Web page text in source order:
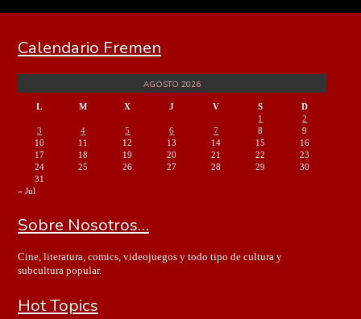
Calendario Fremen
AGOSTO 2026
L M X J V S
D
1
2
3
4 5 6 7 8
9
10
11 12 13 14 15
16
17
18 19 20 21 22
23
24
25 26 27 28 29
30
31
« Jul
Sobre Nosotros…
Cine, literatura, comics, videojuegos y todo tipo de cultura y
subcultura popular.
Hot Topics